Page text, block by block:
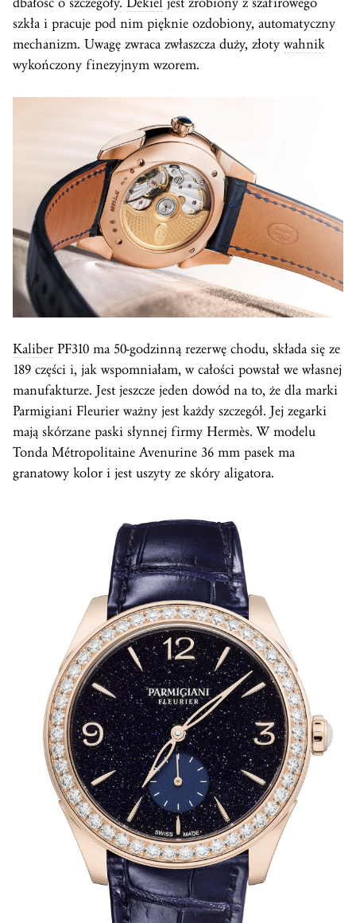
szkła i pracuje pod nim pięknie ozdobiony, automatyczny
mechanizm. Uwagę zwraca zwłaszcza duży, złoty wahnik
wykończony finezyjnym wzorem.
Kaliber PF310 ma 50-godzinną rezerwę chodu, składa się ze
189 części i, jak wspomniałam, w całości powstał we własnej
manufakturze. Jest jeszcze jeden dowód na to, że dla marki
Parmigiani Fleurier ważny jest każdy szczegół. Jej zegarki
mają skórzane paski słynnej firmy Hermès. W modelu
Tonda Métropolitaine Avenurine 36 mm pasek ma
granatowy kolor i jest uszyty ze skóry aligatora.